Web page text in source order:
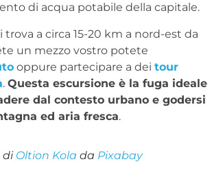
di acqua potabile della capitale.
trova a circa 15-20 km a nord-est da
un mezzo vostro potete
oppure partecipare a dei tour
. Questa escursione è la fuga ideale
dal contesto urbano e godersi
ed aria fresca.
di Oltion Kola da Pixabay